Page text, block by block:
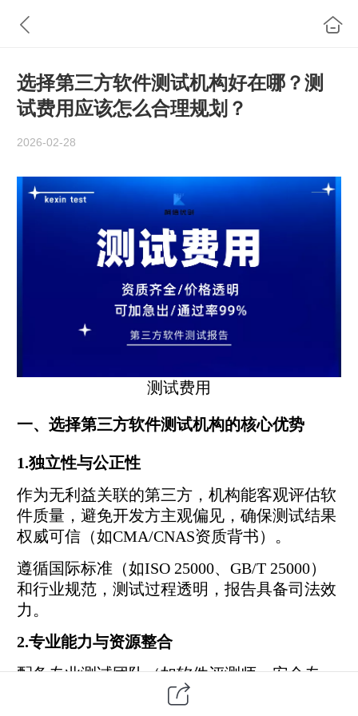
选择第三方软件测试机构好在哪？测
试费用应该怎么合理规划？
2026-02-28
测试费用
一、选择第三方软件测试机构的核心优势
1.独立性与公正性
作为无利益关联的第三方 ，机构能客观评估软
件质量，避免开发方主观偏见，确保测试结果
权威可信（如CMA/CNAS资质背书）。
遵循国际标准（如ISO 25000、GB/T 25000）
和行业规范，测试过程透明，报告具备司法效
力。
2.专业能力与资源整合
配备专业测试团队（如软件评测师、安全专
家），具备丰富行业经验（如金融、医疗、国